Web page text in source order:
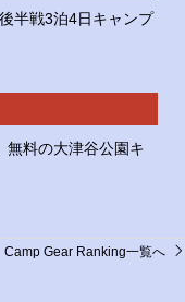
半戦3泊4日キャンプ
無料の大津谷公園キ
Camp Gear Ranking一覧へ